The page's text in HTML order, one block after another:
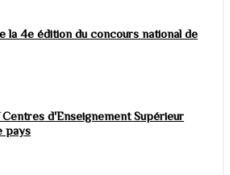
la 4e édition du concours national de
d'Enseignement Supérieur
pays